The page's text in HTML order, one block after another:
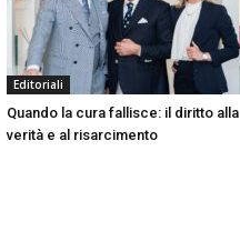
Editoriali
Quando la cura fallisce: il diritto alla
verità e al risarcimento